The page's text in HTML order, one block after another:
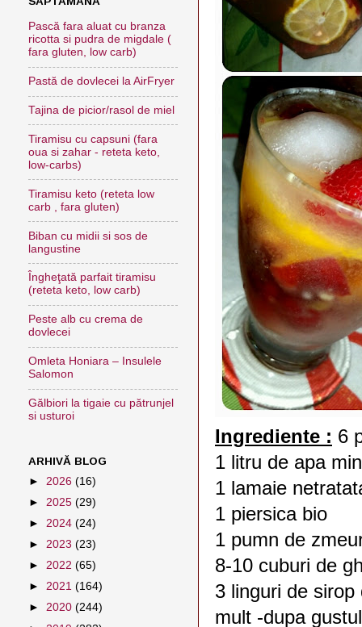
Ingrediente : 6
1 litru de apa
1 lamaie
1 piersica bio
1 pumn de
8-10 cuburi de
3 linguri de
mult -dupa
Pască fara aluat cu branza
ricotta si pudra de migdale (
fara gluten, low carb)
Pastă de dovlecei la AirFryer
Tajina de picior/rasol de miel
Tiramisu cu capsuni (fara
oua si zahar - reteta keto,
low-carbs)
Tiramisu keto (reteta low
carb , fara gluten)
Biban cu midii si sos de
langustine
Îngheţată parfait tiramisu
(reteta keto, low carb)
Peste alb cu crema de
dovlecei
Omleta Honiara – Insulele
Salomon
Gălbiori la tigaie cu pătrunjel
si usturoi
ARHIVĂ BLOG
► 2026 (16)
► 2025 (29)
► 2024 (24)
► 2023 (23)
► 2022 (65)
► 2021 (164)
► 2020 (244)